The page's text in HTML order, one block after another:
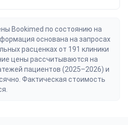
Bookimed по состоянию на
основана на запросах
расценках от 191 клиники
цены рассчитываются на
пациентов (2025–2026) и
Фактическая стоимость